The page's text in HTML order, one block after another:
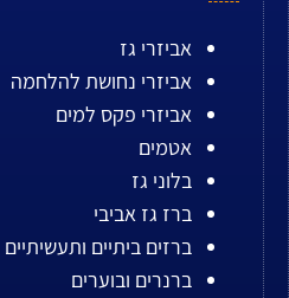
אביזרי גז
אביזרי נחושת להלחמה
אביזרי פקס למים
אטמים
בלוני גז
ברז גז אביבי
ברזים ביתיים ותעשיתיים
ברנרים ובוערים